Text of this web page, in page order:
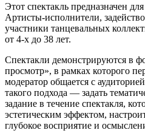
Этот спектакль предназначен
Артисты-исполнители,
участники танцевальных
от 4-х до 38 лет.
Спектакли демонстрируются в
просмотр», в рамках которого
модератор общается с
такого подхода — задать
задание в течение спектакля,
эстетическим эффектом,
глубокое восприятие и